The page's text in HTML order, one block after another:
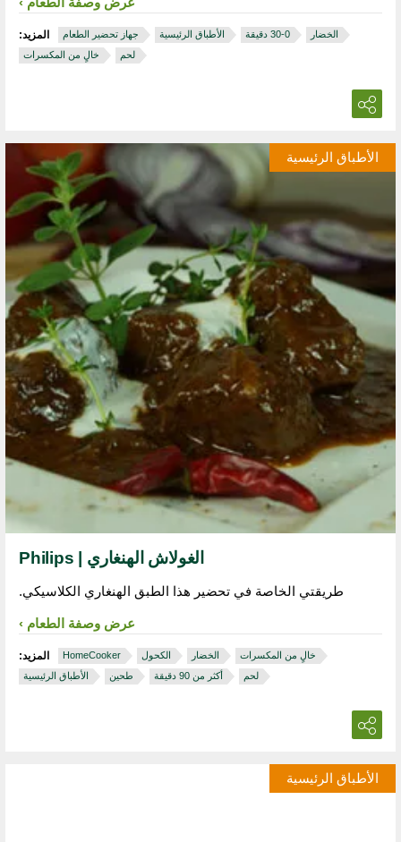
المزيد: جهاز تحضير الطعام الأطباق الرئيسية
الخضار
خالٍ من المكسرات
لحم
الأطباق الرئيسية
الغولاش الهنغاري | Philips
طريقتي الخاصة في تحضير هذا الطبق الهنغاري الكلاسيكي.
عرض وصفة الطعام
المزيد: HomeCooker الكحول الخضار
خالٍ من المكسرات
الأطباق الرئيسية
طحين أكثر من 90 دقيقة لحم
الأطباق الرئيسية